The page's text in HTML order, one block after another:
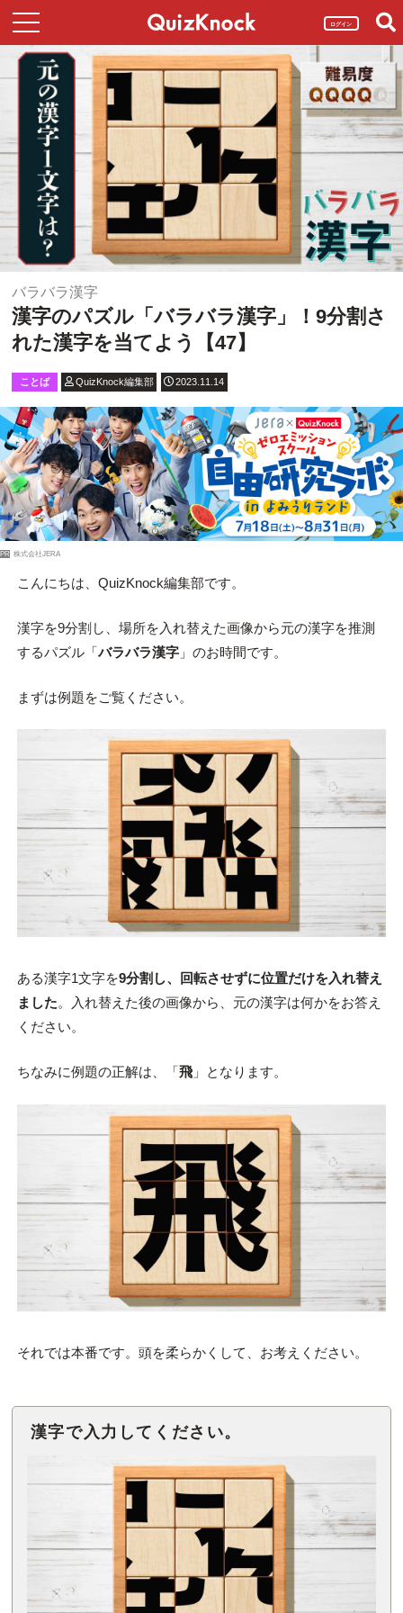
ログイン
バラバラ漢字
漢字のパズル「バラバラ漢字」！9分割さ
れた漢字を当てよう【47】
ことば QuizKnock編集部 2023.11.14
PR 株式会社JERA
こんにちは、QuizKnock編集部です。
漢字を9分割し、場所を入れ替えた画像から元の漢字を推測
するパズル「バラバラ漢字」のお時間です。
まずは例題をご覧ください。
ある漢字1文字を9分割し、回転させずに位置だけを入れ替え
ました。入れ替えた後の画像から、元の漢字は何かをお答え
ください。
ちなみに例題の正解は、「飛」となります。
それでは本番です。頭を柔らかくして、お考えください。
漢字で入力してください。